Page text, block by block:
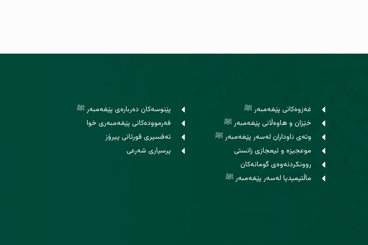
غەزوەکانی پێغەمبەر ﷺ
خێزان و هاوه‌ڵانی پێغەمبەر ﷺ
وتەی ناوداران لەسەر پێغەمبەر ﷺ
موعجیزە و ئیعجازی زانستی
روونکردنەوەی گومانەکان
ماڵتیمیدیا لەسەر پێغەمبەر ﷺ
پێنوسه‌كان ده‌رباره‌ی پێغەمبەر ﷺ
فه‌رمووده‌کانی پێغه‌مبه‌ری خوا
ته‌فسیری قورئانی پیرۆز
پرسیاری شەرعی